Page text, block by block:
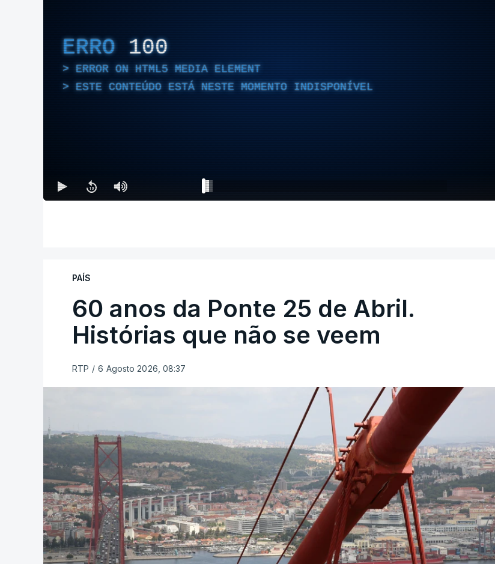
ERRO 100
ERROR ON HTML5 MEDIA ELEMENT
ESTE CONTEÚDO ESTÁ NESTE MOMENTO INDISPONÍVEL
PAÍS
60 anos da Ponte 25 de Abril.
Histórias que não se veem
RTP / 6 Agosto 2026, 08:37